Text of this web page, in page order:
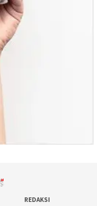
REDAKSI